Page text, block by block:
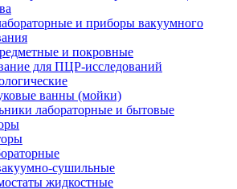
и приборы вакуумного
и покровные
для ПЦР-исследований
ванны (мойки)
лабораторные и бытовые
сушильные
жидкостные